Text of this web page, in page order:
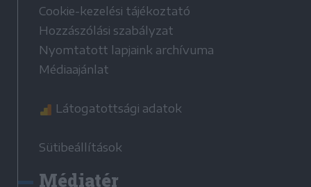
Cookie-kezelési tájékoztató
Hozzászólási szabályzat
Nyomtatott lapjaink archívuma
Médiaajánlat
Látogatottsági adatok
Sütibeállítások
Médiatér